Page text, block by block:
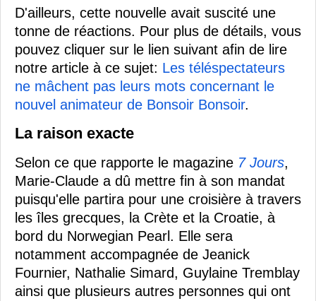
D'ailleurs, cette nouvelle avait suscité une
tonne de réactions. Pour plus de détails, vous
pouvez cliquer sur le lien suivant afin de lire
notre article à ce sujet: Les téléspectateurs
ne mâchent pas leurs mots concernant le
nouvel animateur de Bonsoir Bonsoir.
La raison exacte
Selon ce que rapporte le magazine 7 Jours,
Marie-Claude a dû mettre fin à son mandat
puisqu'elle partira pour une croisière à travers
les îles grecques, la Crète et la Croatie, à
bord du Norwegian Pearl. Elle sera
notamment accompagnée de Jeanick
Fournier, Nathalie Simard, Guylaine Tremblay
ainsi que plusieurs autres personnes qui ont